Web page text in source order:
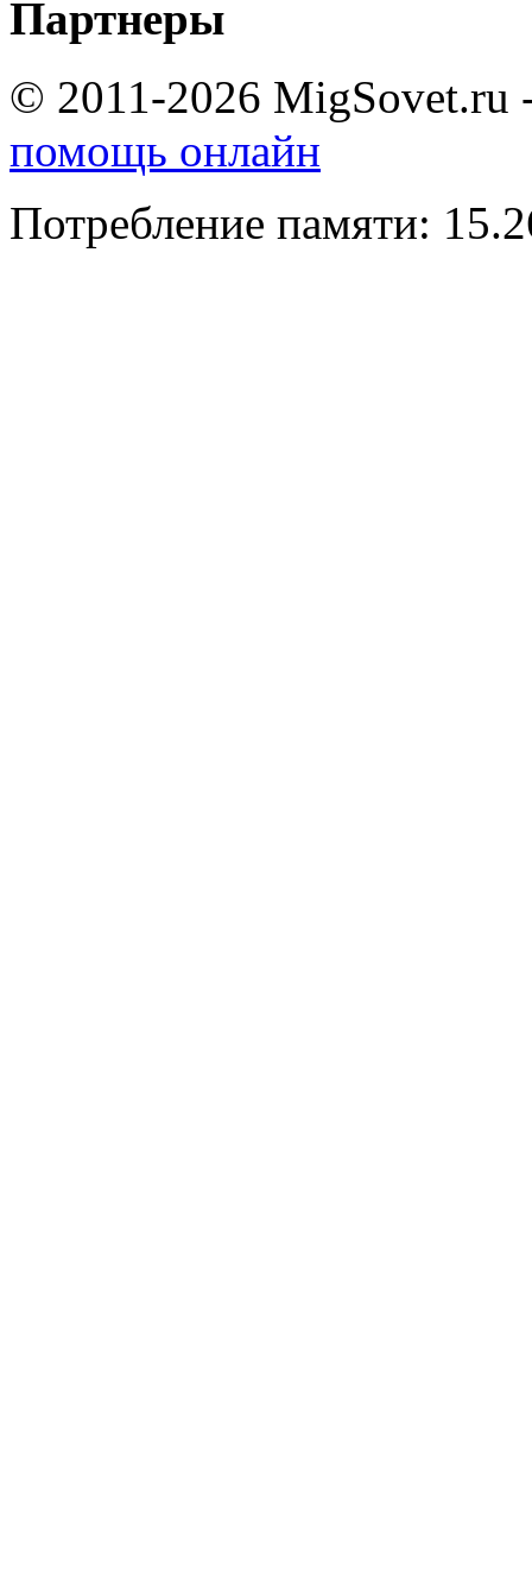
Партнеры
© 2011-2026 MigSovet.ru
помощь онлайн
Потребление памяти: